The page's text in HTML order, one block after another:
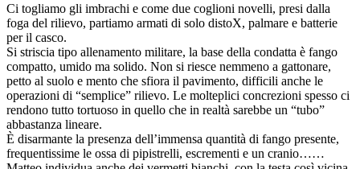
Ci togliamo gli imbrachi e come due coglioni novelli, presi dalla
foga del rilievo, partiamo armati di solo distoX, palmare e batterie
per il casco.
Si striscia tipo allenamento militare, la base della condatta è fango
compatto, umido ma solido. Non si riesce nemmeno a gattonare,
petto al suolo e mento che sfiora il pavimento, difficili anche le
operazioni di “semplice” rilievo. Le molteplici concrezioni spesso ci
rendono tutto tortuoso in quello che in realtà sarebbe un “tubo”
abbastanza lineare.
È disarmante la presenza dell’immensa quantità di fango presente,
frequentissime le ossa di pipistrelli, escrementi e un cranio……